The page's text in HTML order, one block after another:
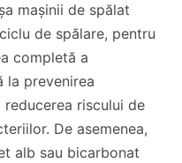
mașinii de spălat
de spălare, pentru
completă a
la prevenirea
riscului de
De asemenea,
alb sau bicarbonat